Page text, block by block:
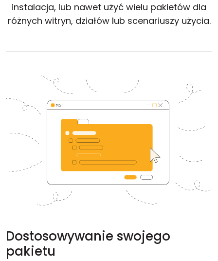
instalacja, lub nawet użyć wielu pakietów dla
różnych witryn, działów lub scenariuszy użycia.
Dostosowywanie swojego
pakietu
Konfiguracja MSI